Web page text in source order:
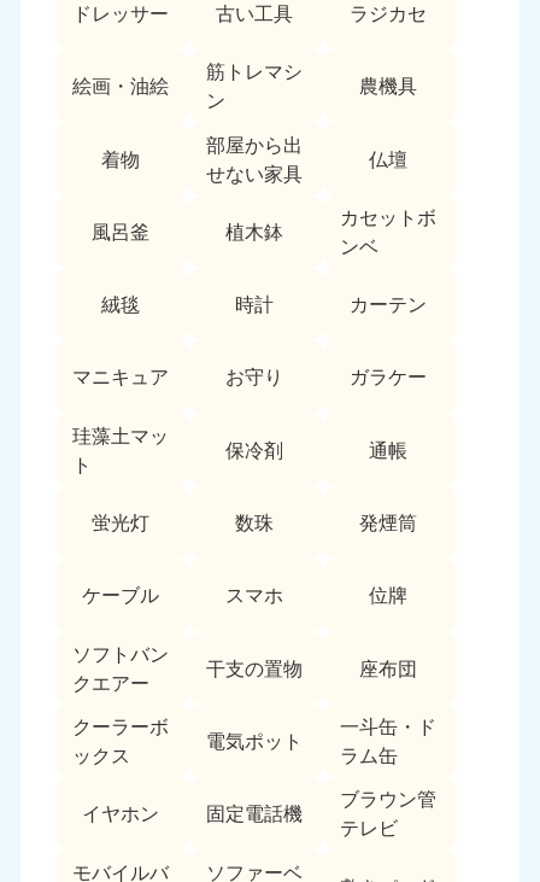
ドレッサー 古い工具 ラジカセ
絵画・油絵
筋トレマシ
ン
農機具
着物
部屋から出
せない家具
仏壇
風呂釜 植木鉢
カセットボ
ンベ
絨毯 時計 カーテン
マニキュア お守り ガラケー
珪藻土マッ
ト
保冷剤 通帳
蛍光灯 数珠 発煙筒
ケーブル スマホ 位牌
ソフトバン
クエアー
干支の置物 座布団
クーラーボ
ックス
電気ポット
一斗缶・ド
ラム缶
イヤホン 固定電話機
ブラウン管
テレビ
モバイルバ
ソファーベ
9:00〜19:00 年中無休 9:00〜19:00 年中無休
島根県
050-1881-5145
四国
香川県
050-1880-9899
徳島県
050-1880-9898
9:00〜19:00 年中無休 9:00〜19:00 年中無休
9:00〜19:00 年中無休 9:00〜19:00 年中無休
長崎県
050-1880-9891
鹿児島県
050-1880-9889
大分県
050-1880-9893
9:00〜19:00 年中無休
050-1880-9890
9:00〜19:00 年中無休
050-1880-9892
沖縄県
050-1880-9887